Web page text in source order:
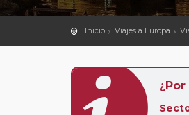
Inicio Viajes a Europa